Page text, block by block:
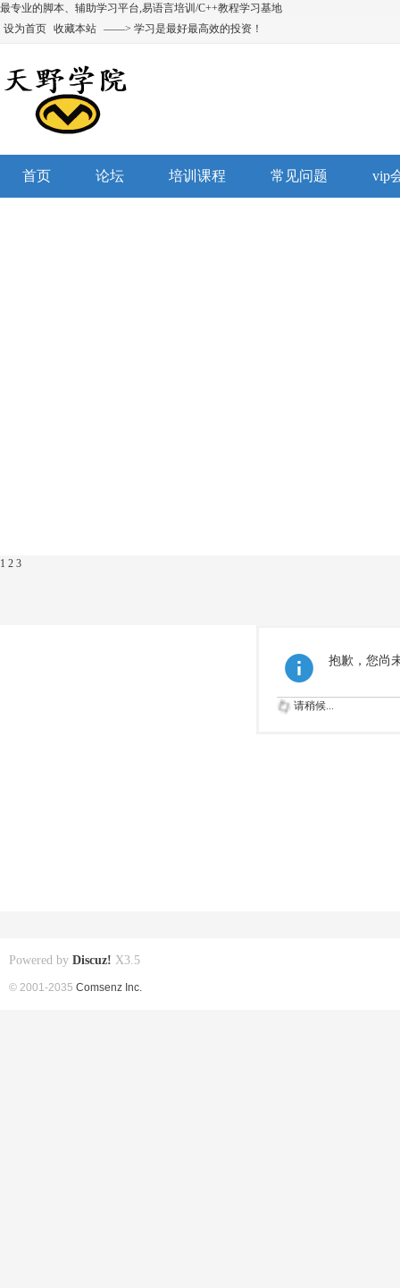
最专业的脚本、辅助学习平台,易语言培训/C++教程学习基地
设为首页 收藏本站 ——> 学习是最好最高效的投资！
首页 论坛 培训课程 常见问题 vip
1 2 3
抱歉，您尚
请稍候...
Powered by Discuz! X3.5
© 2001-2035 Comsenz Inc.